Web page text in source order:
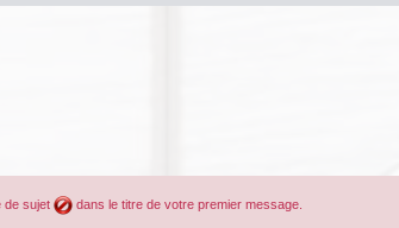
de sujet
dans le titre de votre premier message.